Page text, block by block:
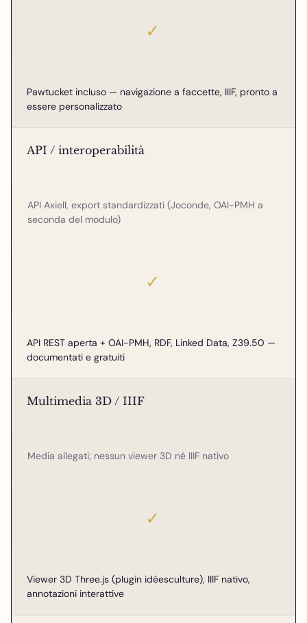
✓
Pawtucket incluso — navigazione a faccette, IIIF, pronto a
essere personalizzato
API / interoperabilità
API Axiell, export standardizzati (Joconde, OAI-PMH a
seconda del modulo)
✓
API REST aperta + OAI-PMH, RDF, Linked Data, Z39.50 —
documentati e gratuiti
Multimedia 3D / IIIF
Media allegati; nessun viewer 3D né IIIF nativo
✓
Viewer 3D Three.js (plugin idéesculture), IIIF nativo,
annotazioni interattive